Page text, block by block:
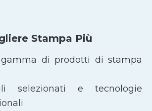
Stampa Più
di prodotti di stampa
selezionati e tecnologie